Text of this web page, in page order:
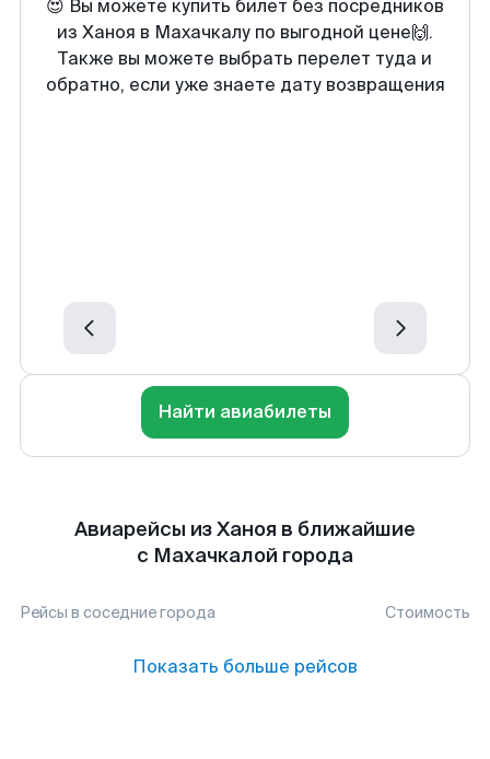
😍 Вы можете купить билет без посредников
из Ханоя в Махачкалу по выгодной цене🙌.
Также вы можете выбрать перелет туда и
обратно, если уже знаете дату возвращения
Найти авиабилеты
Авиарейсы из Ханоя в ближайшие
с Махачкалой города
Рейсы в соседние города Стоимость
Показать больше рейсов